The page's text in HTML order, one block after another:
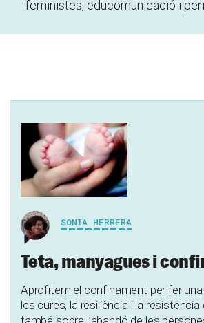
feministes, educomunicació i
SONIA HERRERA
Teta, manyagues i
Aprofitem el confinament per fer
les cures, la resiliència i la
també sobre l’abandó de les